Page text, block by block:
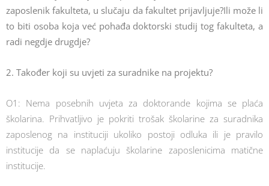
zaposlenik fakulteta, u slučaju da fakultet prijavljuje?Ili može li
to biti osoba koja već pohađa doktorski studij tog fakulteta, a
radi negdje drugdje?
2. Također koji su uvjeti za suradnike na projektu?
O1: Nema posebnih uvjeta za doktorande kojima se plaća
školarina. Prihvatljivo je pokriti trošak školarine za suradnika
zaposlenog na instituciji ukoliko postoji odluka ili je pravilo
institucije da se naplaćuju školarine zaposlenicima matične
institucije.